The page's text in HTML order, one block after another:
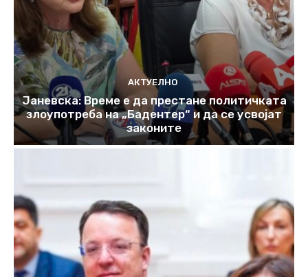
АКТУЕЛНО
Јаневска: Време е да престане политичката
злоупотреба на „Бадентер“ и да се усвојат
законите